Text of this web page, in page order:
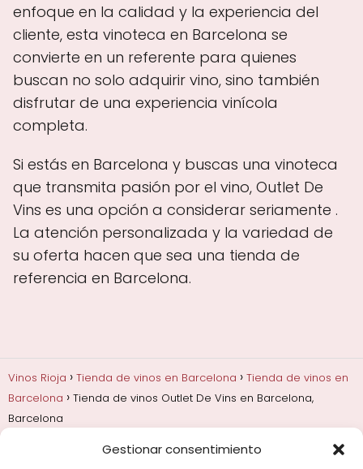
Gestionar consentimiento
enfoque en la calidad y la experiencia del
cliente, esta vinoteca en Barcelona se
convierte en un referente para quienes
buscan no solo adquirir vino, sino también
disfrutar de una experiencia vinícola
completa.
Si estás en Barcelona y buscas una vinoteca
que transmita pasión por el vino, Outlet De
Vins es una opción a considerar seriamente .
La atención personalizada y la variedad de
su oferta hacen que sea una tienda de
referencia en Barcelona.
Vinos Rioja Tienda de vinos en Barcelona
Tienda de vinos en
Barcelona
Tienda de vinos Outlet De Vins en Barcelona,
Barcelona
Añadas, crianza y guarda
Bodegas y marcas de